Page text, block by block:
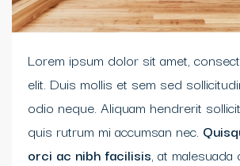
Lorem ipsum dolor sit amet,
elit. Duis mollis et sem sed
odio neque. Aliquam hendrerit
quis rutrum mi accumsan nec.
orci ac nibh facilisis, at malesuada